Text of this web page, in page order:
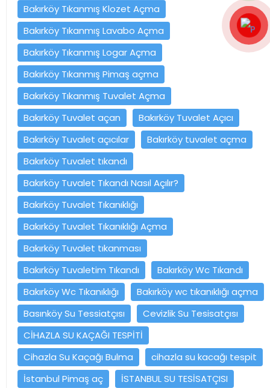
Bakırköy Tıkanmış Klozet Açma
Bakırköy Tıkanmış Lavabo Açma
Bakırköy Tıkanmış Logar Açma
Bakırköy Tıkanmış Pimaş açma
Bakırköy Tıkanmış Tuvalet Açma
Bakırköy Tuvalet açan
Bakırköy Tuvalet Açıcı
Bakırköy Tuvalet açıcılar
Bakırköy tuvalet açma
Bakırköy Tuvalet tıkandı
Bakırköy Tuvalet Tıkandı Nasıl Açılır?
Bakırköy Tuvalet Tıkanıklığı
Bakırköy Tuvalet Tıkanıklığı Açma
Bakırköy Tuvalet tıkanması
Bakırköy Tuvaletim Tıkandı
Bakırköy Wc Tıkandı
Bakırköy Wc Tıkanıklığı
Bakırköy wc tıkanıklığı açma
Basınköy Su Tessiatçısı
Cevizlik Su Tesisatçısı
CİHAZLA SU KAÇAĞI TESPİTİ
Cihazla Su Kaçağı Bulma
cihazla su kacağı tespit
İstanbul Pimaş aç
İSTANBUL SU TESİSATÇISI